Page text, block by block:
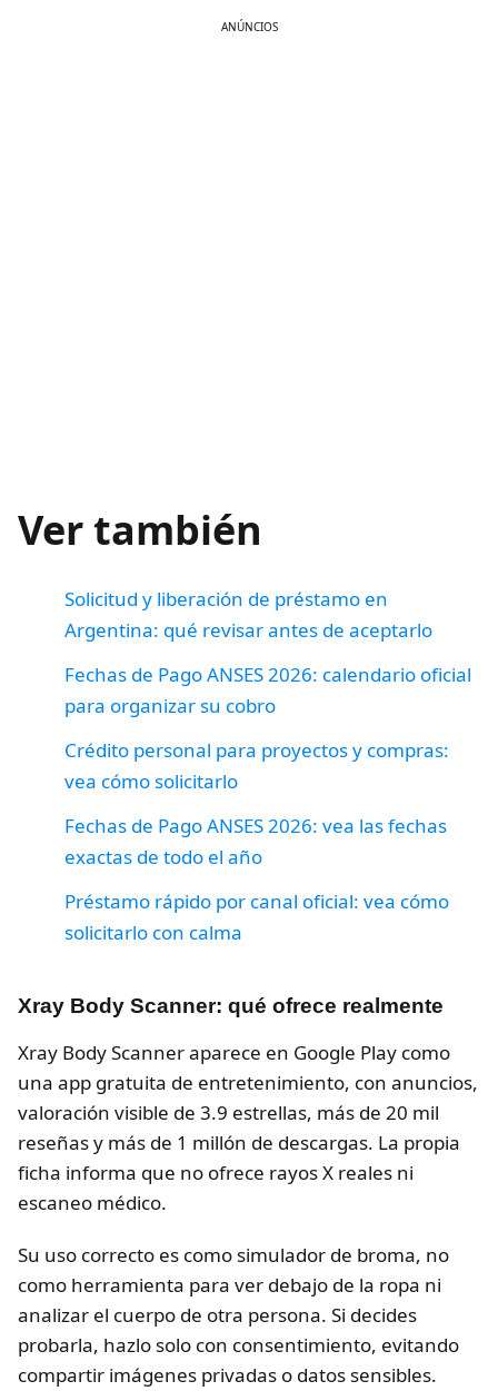
ANÚNCIOS
Ver también
Solicitud y liberación de préstamo en
Argentina: qué revisar antes de aceptarlo
Fechas de Pago ANSES 2026: calendario oficial
para organizar su cobro
Crédito personal para proyectos y compras:
vea cómo solicitarlo
Fechas de Pago ANSES 2026: vea las fechas
exactas de todo el año
Préstamo rápido por canal oficial: vea cómo
solicitarlo con calma
Xray Body Scanner: qué ofrece realmente
Xray Body Scanner aparece en Google Play como
una app gratuita de entretenimiento, con anuncios,
valoración visible de 3.9 estrellas, más de 20 mil
reseñas y más de 1 millón de descargas. La propia
ficha informa que no ofrece rayos X reales ni
escaneo médico.
Su uso correcto es como simulador de broma, no
como herramienta para ver debajo de la ropa ni
analizar el cuerpo de otra persona. Si decides
probarla, hazlo solo con consentimiento, evitando
compartir imágenes privadas o datos sensibles.